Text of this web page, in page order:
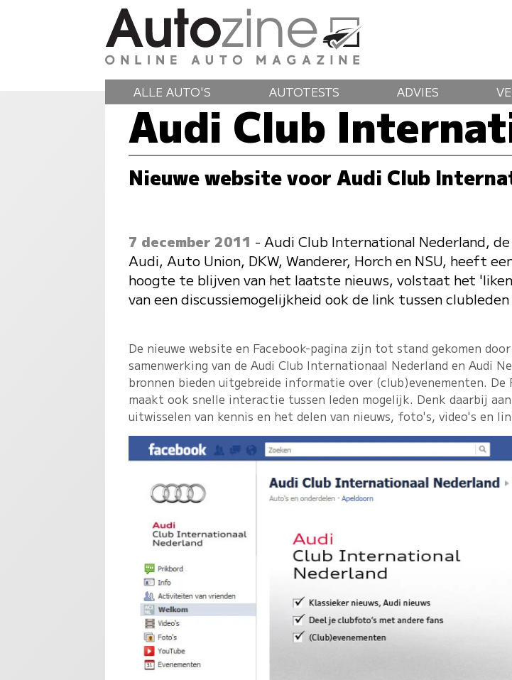
ALLE AUTO'S AUTOTESTS ADVIES
Audi Club
Nieuwe website voor Audi Club
7 december 2011 - Audi Club International Nederland,
Audi, Auto Union, DKW, Wanderer, Horch en NSU, heeft
hoogte te blijven van het laatste nieuws, volstaat het
van een discussiemogelijkheid ook de link tussen
De nieuwe website en Facebook-pagina zijn tot stand gekomen
samenwerking van de Audi Club Internationaal Nederland en Audi
bronnen bieden uitgebreide informatie over (club)evenementen. De
maakt ook snelle interactie tussen leden mogelijk. Denk daarbij
uitwisselen van kennis en het delen van nieuws, foto's, video's en